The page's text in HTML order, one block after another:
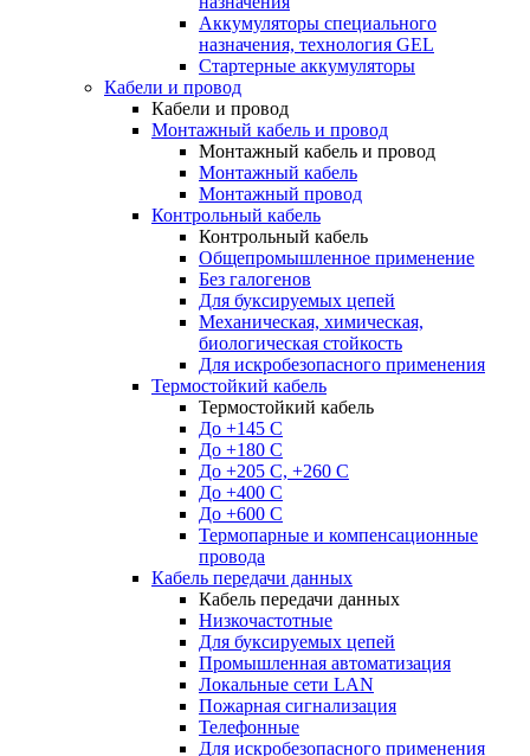
Аккумуляторы специального
назначения, технология GEL
Стартерные аккумуляторы
Кабели и провод
Кабели и провод
Монтажный кабель и провод
Монтажный кабель и провод
Монтажный кабель
Монтажный провод
Контрольный кабель
Контрольный кабель
Общепромышленное применение
Без галогенов
Для буксируемых цепей
Механическая, химическая,
биологическая стойкость
Для искробезопасного применения
Термостойкий кабель
Термостойкий кабель
До +145 С
До +180 C
До +205 С, +260 С
До +400 C
До +600 С
Термопарные и компенсационные
провода
Кабель передачи данных
Кабель передачи данных
Низкочастотные
Для буксируемых цепей
Промышленная автоматизация
Локальные сети LAN
Пожарная сигнализация
Телефонные
Для искробезопасного применения